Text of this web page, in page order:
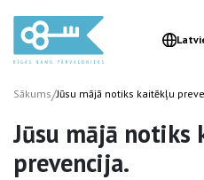
Sākums/Jūsu mājā notiks kaitēkļu
Jūsu mājā notiks
prevencija.